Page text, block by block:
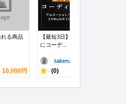
る商品
10,000円
【最短3日】忠実・丁寧
にコーデ...
takeru..
- (0)